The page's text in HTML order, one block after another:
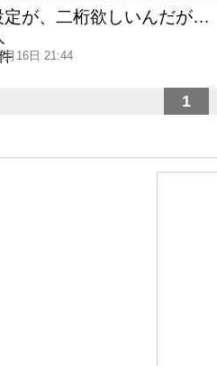
定が、二桁欲しいんだが…
月16日 21:44
1